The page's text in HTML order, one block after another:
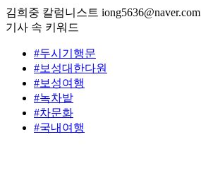
김희중 칼럼니스트 iong5636@naver.com
기사 속 키워드
#두시기행문
#보성대한다원
#보성여행
#녹차밭
#차문화
#국내여행